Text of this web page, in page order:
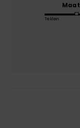
Maat
Te klein